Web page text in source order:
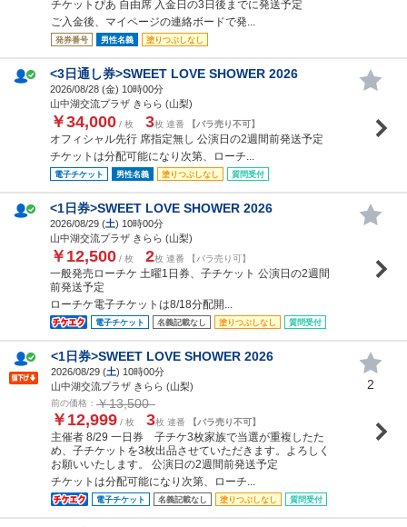
チケットぴあ 自由席 入金日の3日後までに発送予定
ご入金後、マイページの連絡ボードで発...
発券番号 男性名義 塗りつぶしなし
<3日通し券>SWEET LOVE SHOWER 2026
2026/08/28 (金) 10時00分
山中湖交流プラザ きらら (山梨)
￥34,000 / 枚 3枚 連番 【バラ売り不可】
オフィシャル先行 席指定無し 公演日の2週間前発送予定
チケットは分配可能になり次第、ローチ...
電子チケット 男性名義 塗りつぶしなし 質問受付
<1日券>SWEET LOVE SHOWER 2026
2026/08/29 (土) 10時00分
山中湖交流プラザ きらら (山梨)
￥12,500 / 枚 2枚 連番 【バラ売り可】
一般発売ローチケ 土曜1日券、子チケット 公演日の2週間
前発送予定
ローチケ電子チケットは8/18分配開...
電子チケット 名義記載なし 塗りつぶしなし 質問受付
<1日券>SWEET LOVE SHOWER 2026
2026/08/29 (土) 10時00分
山中湖交流プラザ きらら (山梨)
前の価格： ￥13,500
￥12,999 / 枚 3枚 連番 【バラ売り不可】
主催者 8/29 一日券 子チケ3枚家族で当選が重複したた
め、子チケットを3枚出品させていただきます。よろしく
お願いいたします。 公演日の2週間前発送予定
チケットは分配可能になり次第、ローチ...
電子チケット 名義記載なし 塗りつぶしなし 質問受付
2